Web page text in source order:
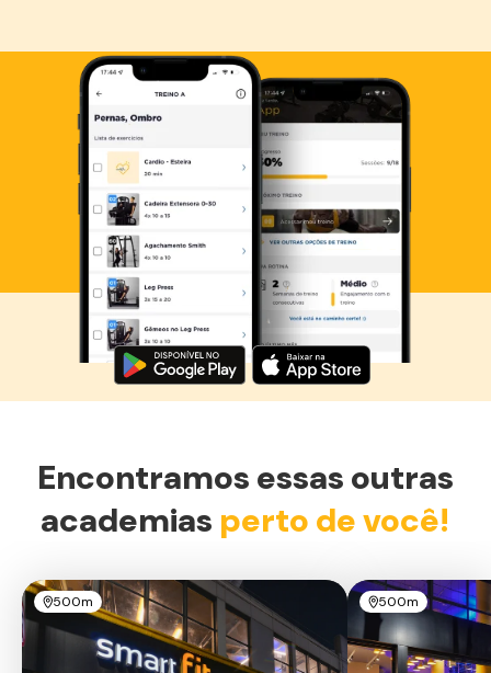
Baixe agora o Smart Fit App
Encontramos essas outras
academias perto de você!
500m 500m